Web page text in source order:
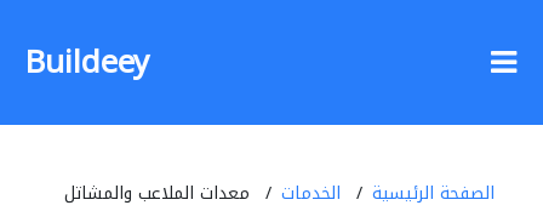
Buildeey
الصفحة الرئيسية الخدمات معدات الملاعب والمشاتل